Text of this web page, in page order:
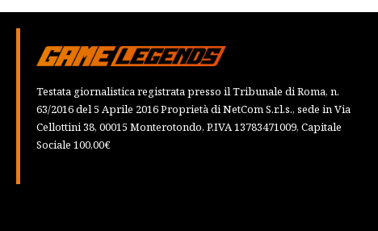
Testata giornalistica registrata presso il Tribunale di Roma, n.
63/2016 del 5 Aprile 2016 Proprietà di NetCom S.r.l.s., sede in Via
Cellottini 38, 00015 Monterotondo, P.IVA 13783471009, Capitale
Sociale 100,00€